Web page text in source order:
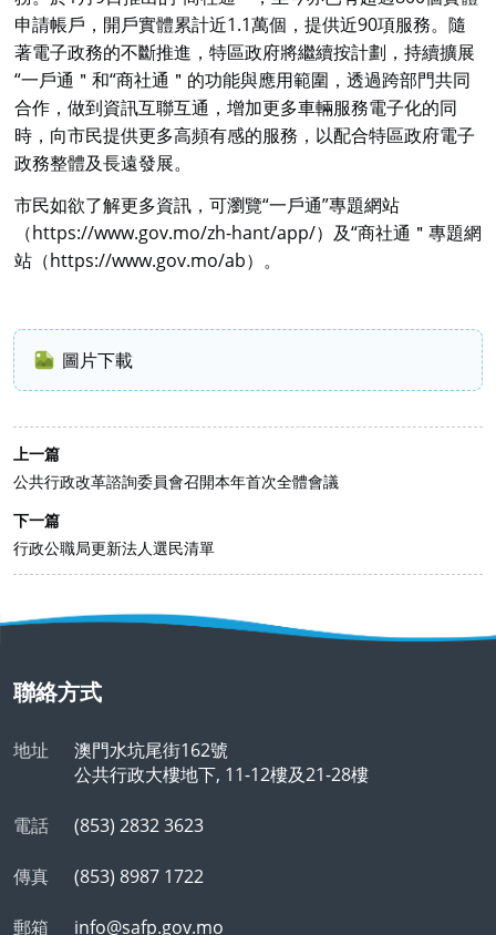
申請帳戶，開戶實體累計近1.1萬個，提供近90項服務。隨
著電子政務的不斷推進，特區政府將繼續按計劃，持續擴展
“一戶通＂和“商社通＂的功能與應用範圍，透過跨部門共同
合作，做到資訊互聯互通，增加更多車輛服務電子化的同
時，向市民提供更多高頻有感的服務，以配合特區政府電子
政務整體及長遠發展。
市民如欲了解更多資訊，可瀏覽“一戶通”專題網站
（https://www.gov.mo/zh-hant/app/）及“商社通＂專題網
站（https://www.gov.mo/ab）。
圖片下載
上一篇
公共行政改革諮詢委員會召開本年首次全體會議
下一篇
行政公職局更新法人選民清單
聯絡方式
地址
澳門水坑尾街162號
公共行政大樓地下, 11-12樓及21-28樓
電話 (853) 2832 3623
傳真 (853) 8987 1722
郵箱 info@safp.gov.mo